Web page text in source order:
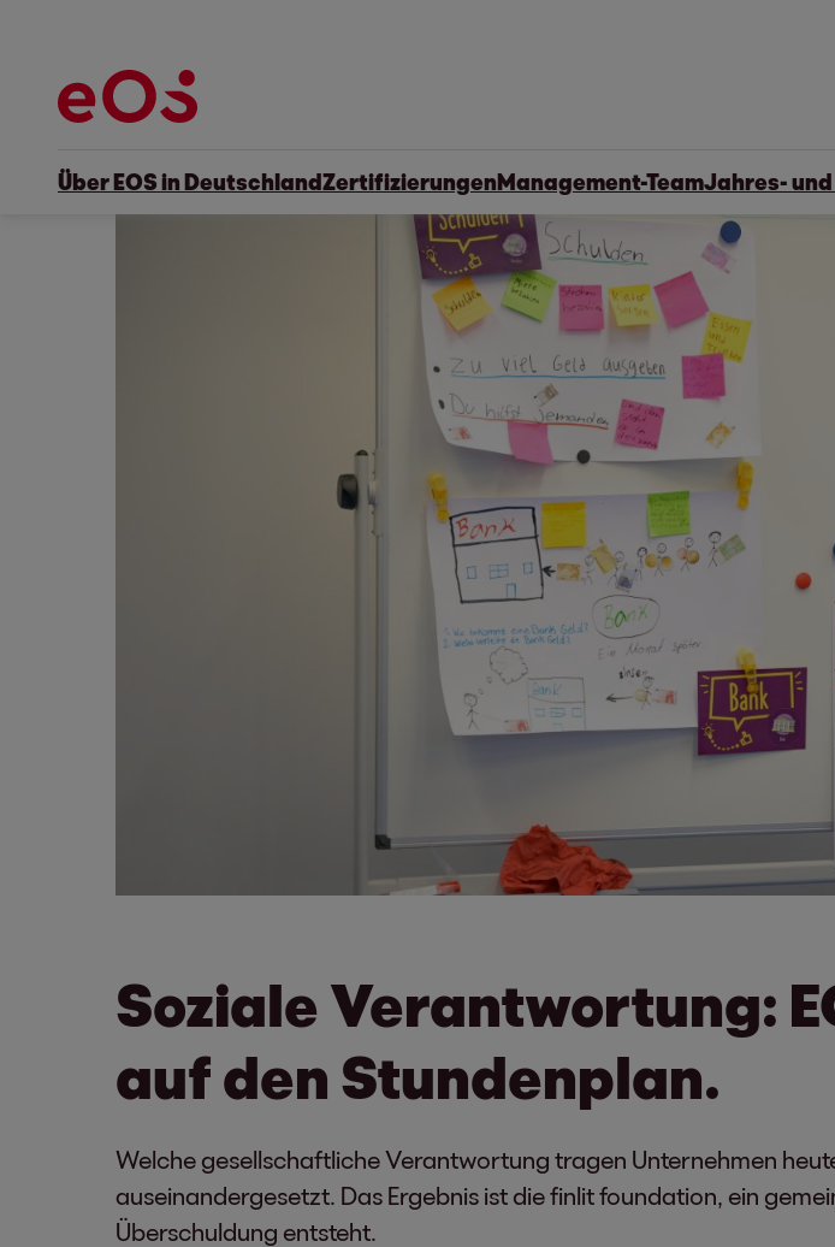
Über EOS in DeutschlandZertifizierungenManagement-TeamJahres-
Soziale Verantwortung:
auf den Stundenplan.
Welche gesellschaftliche Verantwortung tragen Unternehmen
auseinandergesetzt. Das Ergebnis ist die finlit foundation, ein
Überschuldung entsteht.